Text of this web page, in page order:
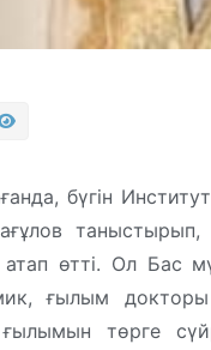
бүгін
таныстырып,
атап өтті. Ол
ғылым докторы
ғылымын төрге